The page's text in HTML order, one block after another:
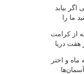
بیابد
ما را
از كرامت
دریا
و اختر